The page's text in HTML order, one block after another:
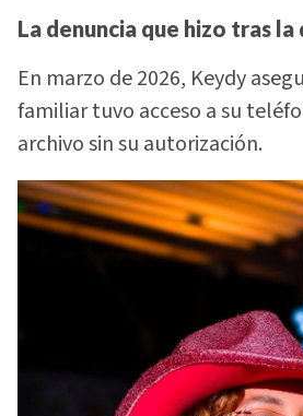
La denuncia que hizo tras
En marzo de 2026, Keydy
familiar tuvo acceso a su
archivo sin su autorización.